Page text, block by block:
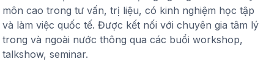
môn cao trong tư vấn, trị liệu, có kinh nghiệm học tập
và làm việc quốc tế. Được kết nối với chuyên gia tâm lý
trong và ngoài nước thông qua các buổi workshop,
talkshow, seminar.